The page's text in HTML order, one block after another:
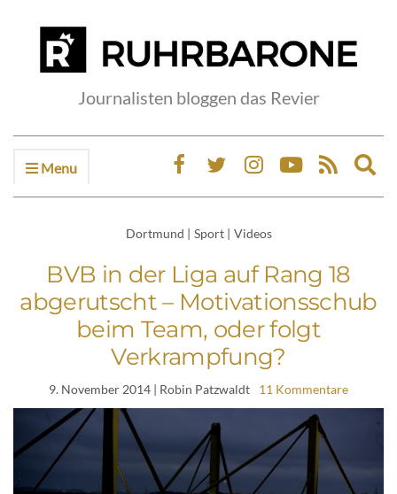
Journalisten bloggen das Revier
Menu
Dortmund | Sport | Videos
BVB in der Liga auf Rang 18
abgerutscht – Motivationsschub
beim Team, oder folgt
Verkrampfung?
9. November 2014 | Robin Patzwaldt 11 Kommentare